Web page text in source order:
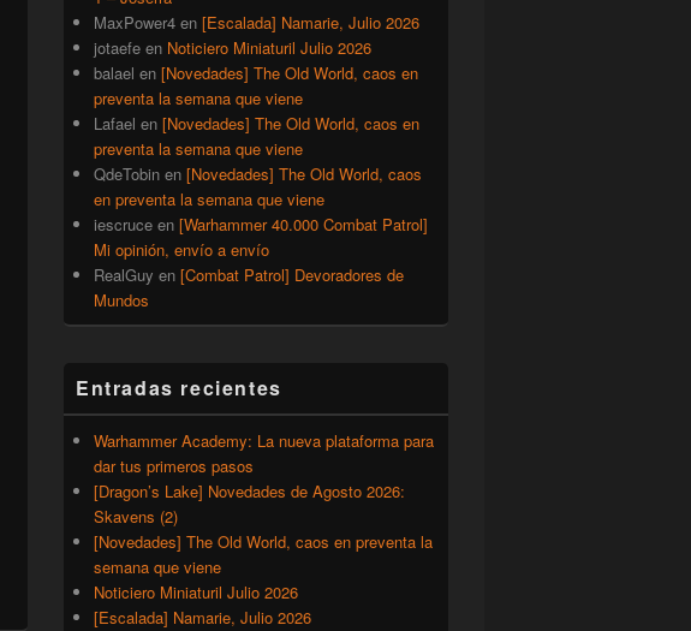
MaxPower4 en [Escalada] Namarie, Julio 2026
jotaefe en Noticiero Miniaturil Julio 2026
balael en [Novedades] The Old World, caos en
preventa la semana que viene
Lafael en [Novedades] The Old World, caos en
preventa la semana que viene
QdeTobin en [Novedades] The Old World, caos
en preventa la semana que viene
iescruce en [Warhammer 40.000 Combat Patrol]
Mi opinión, envío a envío
RealGuy en [Combat Patrol] Devoradores de
Mundos
Entradas recientes
Warhammer Academy: La nueva plataforma para
dar tus primeros pasos
[Dragon’s Lake] Novedades de Agosto 2026:
Skavens (2)
[Novedades] The Old World, caos en preventa la
semana que viene
Noticiero Miniaturil Julio 2026
[Escalada] Namarie, Julio 2026